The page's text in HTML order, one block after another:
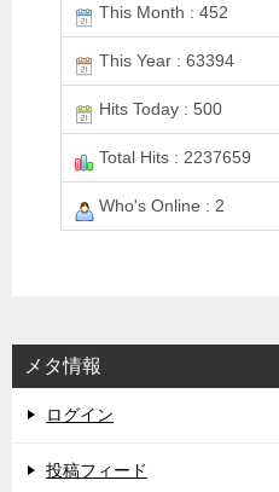
This Month : 452
This Year : 63394
Hits Today : 500
Total Hits : 2237659
Who's Online : 2
メタ情報
ログイン
投稿フィード